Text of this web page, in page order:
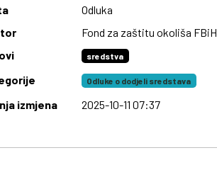
Odluka
Fond za zaštitu okoliša FBiH
sredstva
Odluke o dodjeli sredstava
izmjena 2025-10-11 07:37